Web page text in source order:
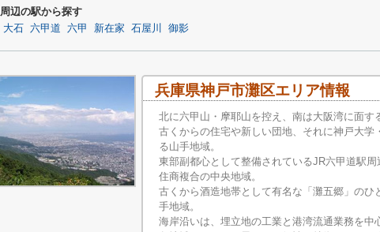
周辺の駅から探す
大石 六甲道 六甲 新在家 石屋川 御影
兵庫県神戸市灘区エリア情報
北に六甲山・摩耶山を控え、南は大阪湾に面す
古くからの住宅や新しい団地、それに神戸大
る山手地域。
東部副都心として整備されているJR六甲道駅
住商複合の中央地域。
古くから酒造地帯として有名な「灘五郷」の
手地域。
海岸沿いは、埋立地の工業と港湾流通業務を中